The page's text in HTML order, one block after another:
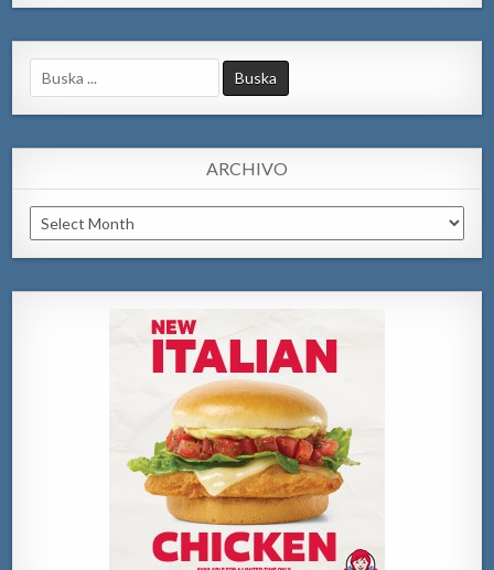
Search
for:
ARCHIVO
Archivo